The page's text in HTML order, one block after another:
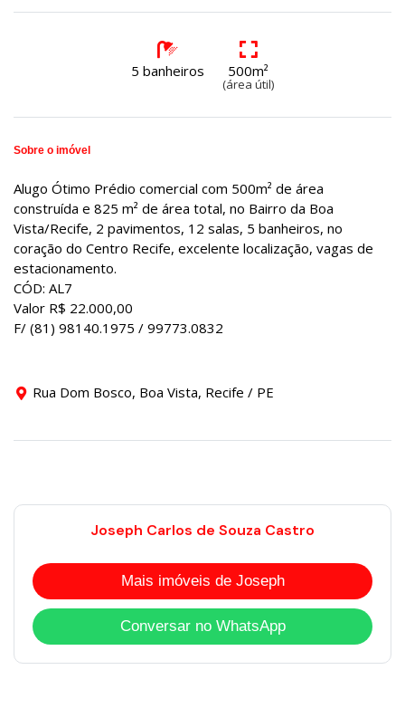
5 banheiros 500m²
(área útil)
Sobre o imóvel
Alugo Ótimo Prédio comercial com 500m² de área
construída e 825 m² de área total, no Bairro da Boa
Vista/Recife, 2 pavimentos, 12 salas, 5 banheiros, no
coração do Centro Recife, excelente localização, vagas de
estacionamento.
CÓD: AL7
Valor R$ 22.000,00
F/ (81) 98140.1975 / 99773.0832
Rua Dom Bosco, Boa Vista, Recife / PE
Joseph Carlos de Souza Castro
Mais imóveis de Joseph
Conversar no WhatsApp